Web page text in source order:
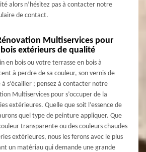
alors n’hésitez pas à contacter notre
de contact.
Multiservices pour
extérieurs de qualité
en bois ou votre terrasse en bois à
à perdre de sa couleur, son vernis de
s’écailler ; pensez à contacter notre
Multiservices pour s’occuper de la
extérieures. Quelle que soit l’essence de
quel type de peinture appliquer. Que
transparente ou des couleurs chaudes
extérieures, nous les ferons avec le plus
un matériau qui demande une grande